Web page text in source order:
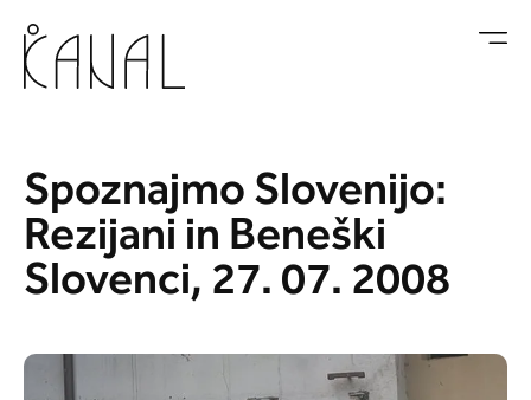
Spoznajmo Slovenijo:
Rezijani in Beneški
Slovenci, 27. 07. 2008